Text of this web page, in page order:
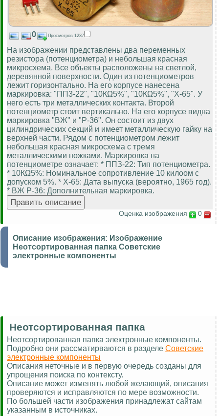
0 Просмотров 1237
На изображении представлены два переменных
резистора (потенциометра) и небольшая красная
микросхема. Все объекты расположены на светлой,
деревянной поверхности. Один из потенциометров
лежит горизонтально. На его корпусе нанесена
маркировка: "ПП3-22", "10КΩ5%", "10КΩ5%", "X-65". У
него есть три металлических контакта. Второй
потенциометр стоит вертикально. На его корпусе видна
маркировка "ВЖ" и "Р-36". Он состоит из двух
цилиндрических секций и имеет металлическую гайку на
верхней части. Рядом с потенциометром лежит
небольшая красная микросхема с тремя
металлическими ножками. Маркировка на
потенциометре означает: * ППЗ-22: Тип потенциометра.
* 10КΩ5%: Номинальное сопротивление 10 килоом с
допуском 5%. * X-65: Дата выпуска (вероятно, 1965 год).
* ВЖ P-36: Дополнительная маркировка.
Оценка изображения 0
Описание изображения: Изображение
Неотсортированная папка Советские
электронные компоненты
Неотсортированная папка
Неотсортированная папка электронные компоненты.
Подробно они рассматирваются в разделе Советские
электронные компоненты
Описания неточные и в первую очередь созданы для
упрощения поиска по контексту.
Описание может изменять любой желающий, описания
проверяются и исправляются по мере возможности.
По большей части изображения принадлежат сайтам
указанным в источниках.